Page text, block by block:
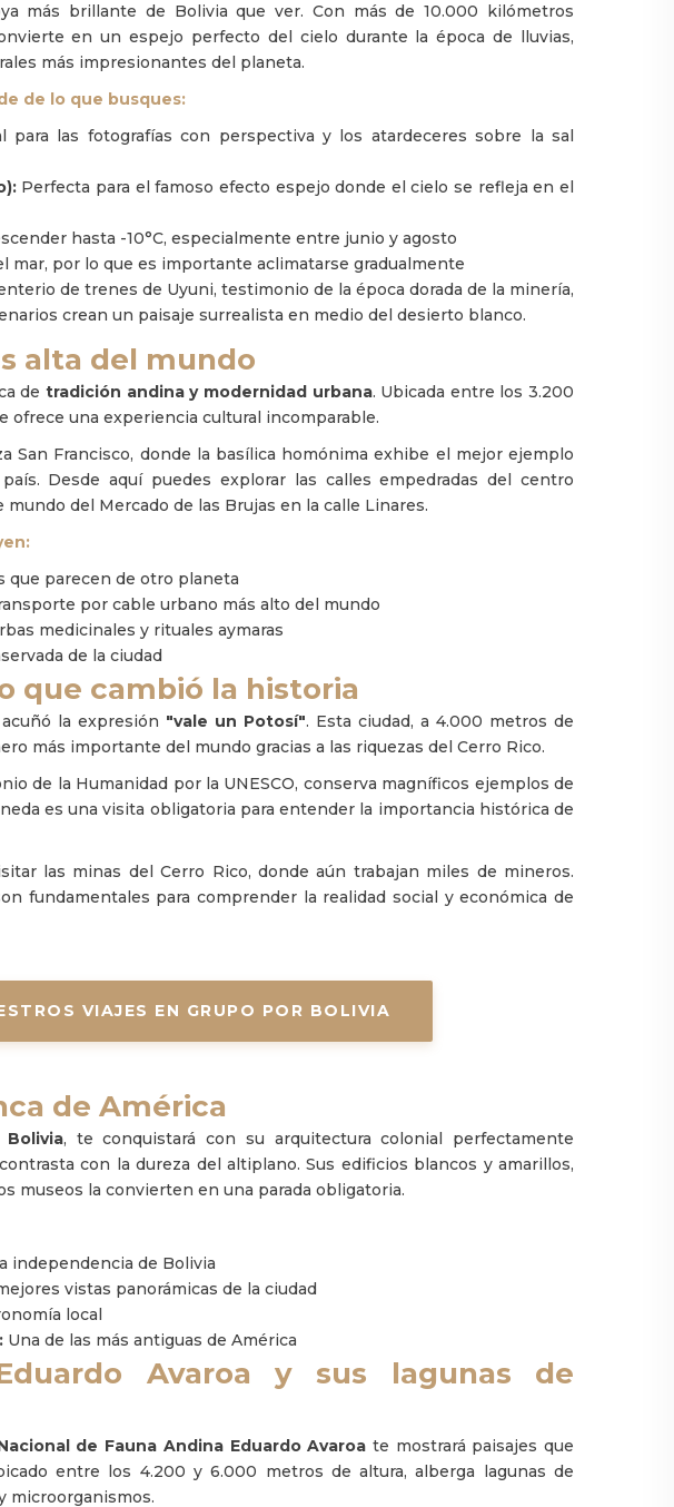
más brillante de Bolivia que ver. Con más de 10.000 kilómetros
en un espejo perfecto del cielo durante la época de lluvias,
más impresionantes del planeta.
de lo que busques:
para las fotografías con perspectiva y los atardeceres sobre la sal
Perfecta para el famoso efecto espejo donde el cielo se refleja en el
hasta -10°C, especialmente entre junio y agosto
mar, por lo que es importante aclimatarse gradualmente
de trenes de Uyuni, testimonio de la época dorada de la minería,
crean un paisaje surrealista en medio del desierto blanco.
alta del mundo
detradición andina y modernidad urbana. Ubicada entre los 3.200
ofrece una experiencia cultural incomparable.
San Francisco, donde la basílica homónima exhibe el mejor ejemplo
Desde aquí puedes explorar las calles empedradas del centro
del Mercado de las Brujas en la calle Linares.
que parecen de otro planeta
por cable urbano más alto del mundo
medicinales y rituales aymaras
de la ciudad
que cambió la historia
la expresión "vale un Potosí". Esta ciudad, a 4.000 metros de
más importante del mundo gracias a las riquezas del Cerro Rico.
de la Humanidad por la UNESCO, conserva magníficos ejemplos de
es una visita obligatoria para entender la importancia histórica de
las minas del Cerro Rico, donde aún trabajan miles de mineros.
fundamentales para comprender la realidad social y económica de
VIAJES EN GRUPO POR BOLIVIA
de América
, te conquistará con su arquitectura colonial perfectamente
con la dureza del altiplano. Sus edificios blancos y amarillos,
museos la convierten en una parada obligatoria.
independencia de Bolivia
vistas panorámicas de la ciudad
local
Una de las más antiguas de América
Avaroa y sus lagunas de
de Fauna Andina Eduardo Avaroa te mostrará paisajes que
entre los 4.200 y 6.000 metros de altura, alberga lagunas de
microorganismos.